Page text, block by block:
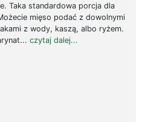
Taka standardowa porcja dla
mięso podać z dowolnymi
z wody, kaszą, albo ryżem.
czytaj dalej...